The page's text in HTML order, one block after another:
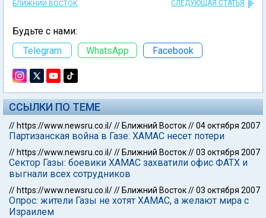
БЛИЖНИЙ ВОСТОК СЛЕДУЮЩАЯ СТАТЬЯ
Будьте с нами:
Telegram
WhatsApp Facebook
ССЫЛКИ ПО ТЕМЕ
// https://www.newsru.co.il/// Ближний Восток//04 октября 2007
Партизанская война в Газе: ХАМАС несет потери
// https://www.newsru.co.il/// Ближний Восток//03 октября 2007
Сектор Газы: боевики ХАМАС захватили офис ФАТХ и
выгнали всех сотрудников
// https://www.newsru.co.il/// Ближний Восток//03 октября 2007
Опрос: жители Газы не хотят ХАМАС, а желают мира с
Израилем